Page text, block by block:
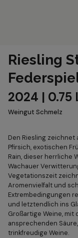
Riesling
2024 | 0.75
Weingut Schmelz
Den Riesling zeichnet
Pfirsich, exotischen
Rain, dieser herrliche
Wachauer
Vegetationszeit
Aromenvielfalt und
Extrembedingungen
und letztendlich ins
Großartige Weine,
ansprechenden
trinkfreudige Weine.